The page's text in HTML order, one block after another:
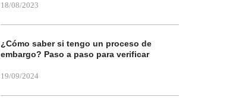
18/08/2023
¿Cómo saber si tengo un proceso de
embargo? Paso a paso para verificar
19/09/2024